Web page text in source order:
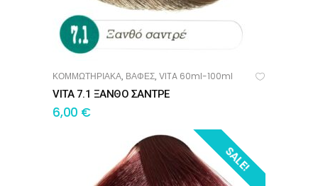
ΠΡΟΣΘΉΚΗ ΣΤΟ ΚΑΛΆΘΙ
ΚΟΜΜΩΤΗΡΙΑΚΑ ΒΑΦΕΣ VITA 60ml-100ml
VITA 7.1 ΞΑΝΘΟ ΣΑΝΤΡΕ
6,00 €
SALE!